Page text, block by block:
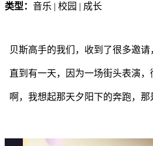
类型： 音乐 | 校园 | 成长
贝斯高手的我们，收到了很多邀请
直到有一天，因为一场街头表演
啊，我想起那天夕阳下的奔跑，